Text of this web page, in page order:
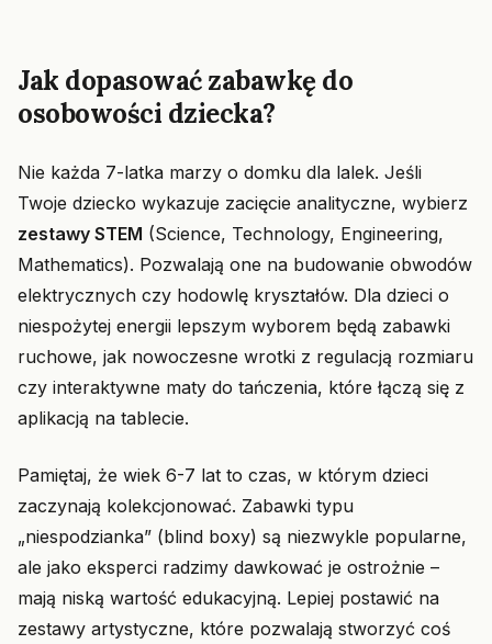
Jak dopasować zabawkę do
osobowości dziecka?
Nie każda 7-latka marzy o domku dla lalek. Jeśli
Twoje dziecko wykazuje zacięcie analityczne, wybierz
zestawy STEM (Science, Technology, Engineering,
Mathematics). Pozwalają one na budowanie obwodów
elektrycznych czy hodowlę kryształów. Dla dzieci o
niespożytej energii lepszym wyborem będą zabawki
ruchowe, jak nowoczesne wrotki z regulacją rozmiaru
czy interaktywne maty do tańczenia, które łączą się z
aplikacją na tablecie.
Pamiętaj, że wiek 6-7 lat to czas, w którym dzieci
zaczynają kolekcjonować. Zabawki typu
„niespodzianka” (blind boxy) są niezwykle popularne,
ale jako eksperci radzimy dawkować je ostrożnie –
mają niską wartość edukacyjną. Lepiej postawić na
zestawy artystyczne, które pozwalają stworzyć coś